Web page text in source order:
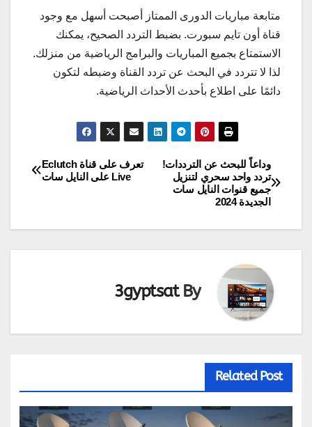
متابعة مباريات الدورى الممتاز أصبحت أسهل مع وجود
قناة أون تايم سبورت. بضبط التردد الصحيح، يمكنك
الاستمتاع بجميع المباريات والبرامج الرياضية من منزلك.
لذا لا تتردد في البحث عن تردد القناة وضبطه لتكون
دائمًا على اطلاع بأحدث الأحداث الرياضية.
تصفّح
المقالات
تعرف على قناة Eclutch
Live على النايل سات
وداعاً للبحث عن الترددات!
تردد واحد سحري لتنزيل
جميع قنوات النايل سات
الجديدة 2024
By
3gyptsat
Related Post